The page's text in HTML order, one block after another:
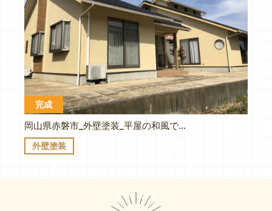
完成
岡山県赤磐市_外壁塗装_平屋の和風でオシャレな家に無機顔料塗料で美観も長持ち
外壁塗装